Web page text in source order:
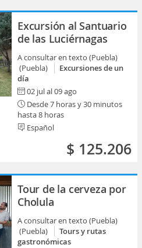
Excursión al Santuario
de las Luciérnagas
A consultar en texto (Puebla)
(Puebla)
Excursiones de un
día
02 jul al 09 ago
Desde 7 horas y 30 minutos
hasta 8 horas
Español
$ 125.206
Tour de la cerveza por
Cholula
A consultar en texto (Puebla)
(Puebla)
Tours y rutas
gastronómicas